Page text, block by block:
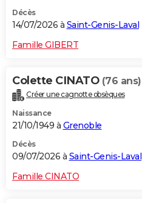
BONS PLANS
CARTE DE VOEUX
Dictionnaire
Biographies
Citations
Expressions
Proverbes
PROGRAMME TV
COPAINS D'AVANT
S'inscrire
Se connecter
Lycées
Collèges
Primaires
Universités
Entreprises
Service militaire
Avis de recherche
AVIS DE DÉCÈS
Décès
14/07/2026 à Saint-Genis-Laval
Famille GIBERT
Colette CINATO (76 ans)
Créer une cagnotte obsèques
Naissance
21/10/1949 à Grenoble
Décès
09/07/2026 à Saint-Genis-Laval
Famille CINATO